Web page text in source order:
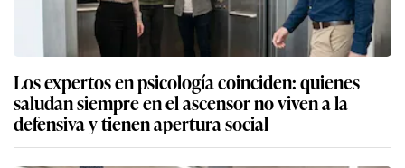
Los expertos en psicología coinciden: quienes
saludan siempre en el ascensor no viven a la
defensiva y tienen apertura social